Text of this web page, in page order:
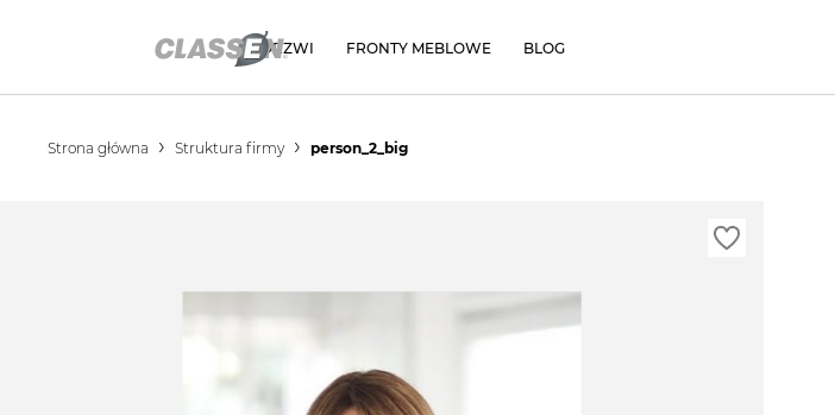
DRZWI FRONTY MEBLOWE BLOG
Strona główna Struktura firmy person_2_big